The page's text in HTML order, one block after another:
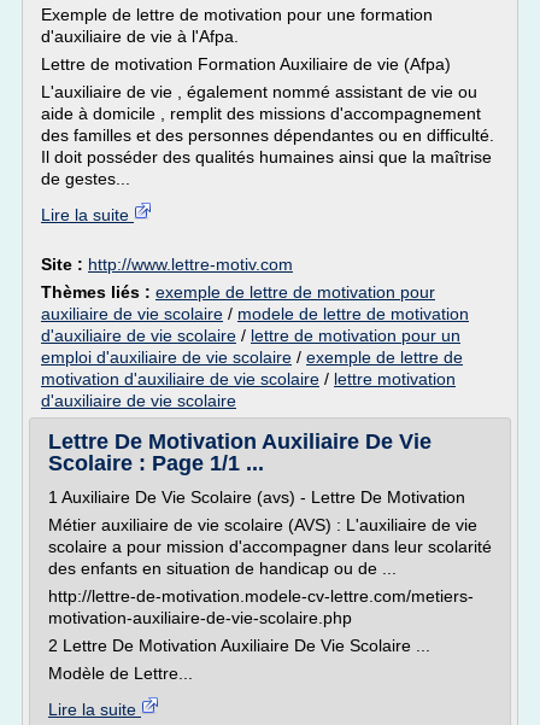
Exemple de lettre de motivation pour une formation
d'auxiliaire de vie à l'Afpa.
Lettre de motivation Formation Auxiliaire de vie (Afpa)
L'auxiliaire de vie , également nommé assistant de vie ou
aide à domicile , remplit des missions d'accompagnement
des familles et des personnes dépendantes ou en difficulté.
Il doit posséder des qualités humaines ainsi que la maîtrise
de gestes...
Lire la suite
Site : http://www.lettre-motiv.com
Thèmes liés : exemple de lettre de motivation pour
auxiliaire de vie scolaire / modele de lettre de motivation
d'auxiliaire de vie scolaire / lettre de motivation pour un
emploi d'auxiliaire de vie scolaire / exemple de lettre de
motivation d'auxiliaire de vie scolaire / lettre motivation
d'auxiliaire de vie scolaire
Lettre De Motivation Auxiliaire De Vie
Scolaire : Page 1/1 ...
1 Auxiliaire De Vie Scolaire (avs) - Lettre De Motivation
Métier auxiliaire de vie scolaire (AVS) : L'auxiliaire de vie
scolaire a pour mission d'accompagner dans leur scolarité
des enfants en situation de handicap ou de ...
http://lettre-de-motivation.modele-cv-lettre.com/metiers-
motivation-auxiliaire-de-vie-scolaire.php
2 Lettre De Motivation Auxiliaire De Vie Scolaire ...
Modèle de Lettre...
Lire la suite